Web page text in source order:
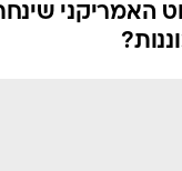
האמריקני